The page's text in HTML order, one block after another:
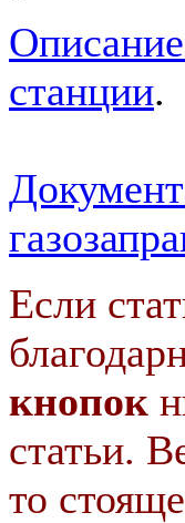
станции.
Если
кнопок
статьи.
то